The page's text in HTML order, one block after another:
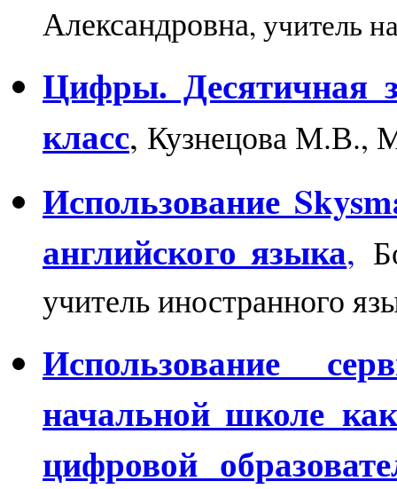
Александровна, учитель
Цифры. Десятичная
класс, Кузнецова
Использование
английского языка,
учитель иностранного
Использование
начальной школе
цифровой